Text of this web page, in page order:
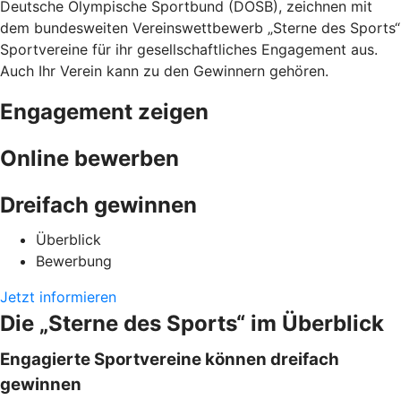
Deutsche Olympische Sportbund (DOSB), zeichnen mit
dem bundesweiten Vereinswettbewerb „Sterne des Sports“
Sportvereine für ihr gesellschaftliches Engagement aus.
Auch Ihr Verein kann zu den Gewinnern gehören.
Engagement zeigen
Online bewerben
Dreifach gewinnen
Überblick
Bewerbung
Jetzt informieren
Die „Sterne des Sports“ im Überblick
Engagierte Sportvereine können dreifach
gewinnen